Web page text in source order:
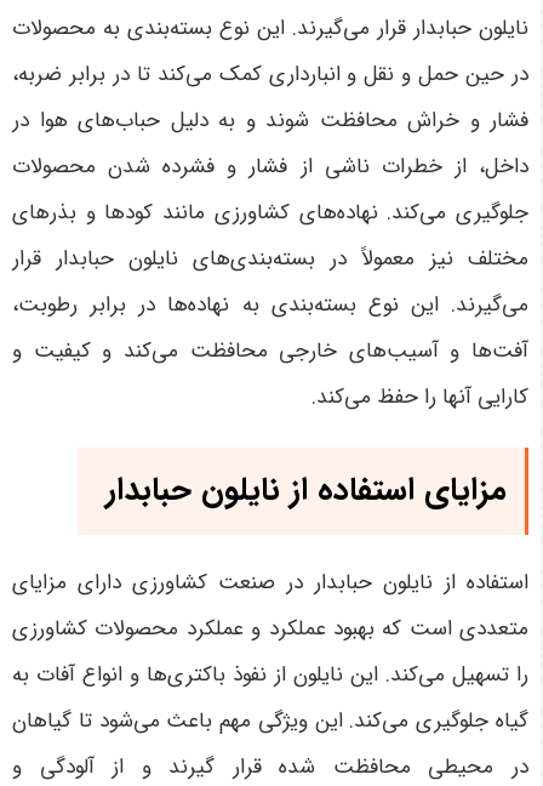
نایلون حبابدار قرار می‌گیرند. این نوع بسته‌بندی به محصولات
در حین حمل و نقل و انبار‌داری کمک می‌کند تا در برابر ضربه،
فشار و خراش محافظت شوند و به دلیل حباب‌های هوا در
داخل، از خطرات ناشی از فشار و فشرده شدن محصولات
جلوگیری می‌کند. نهاده‌های کشاورزی مانند کودها و بذرهای
مختلف نیز معمولاً در بسته‌بندی‌های نایلون حبابدار قرار
می‌گیرند. این نوع بسته‌بندی به نهاده‌ها در برابر رطوبت،
آفت‌ها و آسیب‌های خارجی محافظت می‌کند و کیفیت و
کارایی آنها را حفظ می‌کند.
مزایای استفاده از نایلون حبابدار
استفاده از نایلون حبابدار در صنعت کشاورزی دارای مزایای
متعددی است که بهبود عملکرد و عملکرد محصولات کشاورزی
را تسهیل می‌کند. این نایلون از نفوذ باکتری‌ها و انواع آفات به
گیاه جلوگیری می‌کند. این ویژگی مهم باعث می‌شود تا گیاهان
در محیطی محافظت شده قرار گیرند و از آلودگی و